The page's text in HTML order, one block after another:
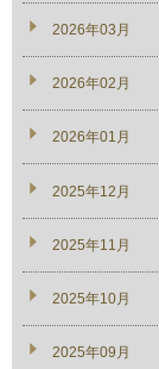
2026年03月
2026年02月
2026年01月
2025年12月
2025年11月
2025年10月
2025年09月